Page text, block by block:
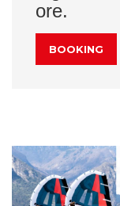
ore.
BOOKING